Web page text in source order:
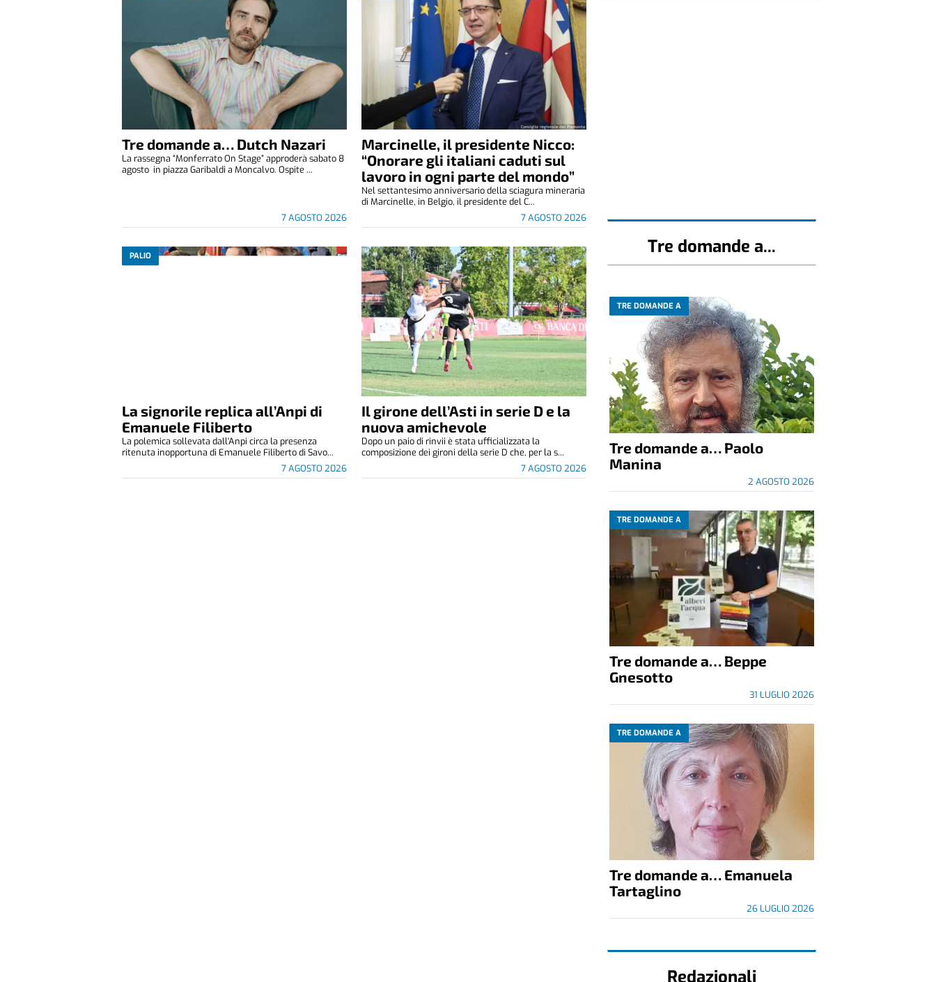
Tre domande a… Dutch Nazari
7 AGOSTO 2026
La rassegna “Monferrato On Stage” approderà sabato 8
agosto in piazza Garibaldi a Moncalvo. Ospite ...
Marcinelle, il presidente Nicco:
“Onorare gli italiani caduti sul
lavoro in ogni parte del mondo”
7 AGOSTO 2026
Nel settantesimo anniversario della sciagura mineraria
di Marcinelle, in Belgio, il presidente del C...
PALIO
La signorile replica all’Anpi di
Emanuele Filiberto
7 AGOSTO 2026
La polemica sollevata dall'Anpi circa la presenza
ritenuta inopportuna di Emanuele Filiberto di Savo...
Il girone dell’Asti in serie D e la
nuova amichevole
7 AGOSTO 2026
Dopo un paio di rinvii è stata ufficializzata la
composizione dei gironi della serie D che, per la s...
Tre domande a...
TRE DOMANDE A
Tre domande a… Paolo
Manina
2 AGOSTO 2026
TRE DOMANDE A
Tre domande a… Beppe
Gnesotto
31 LUGLIO 2026
TRE DOMANDE A
Tre domande a… Emanuela
Tartaglino
26 LUGLIO 2026